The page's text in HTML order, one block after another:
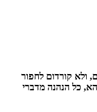
ולא קורדום לחפור
כל הנהנה מדברי